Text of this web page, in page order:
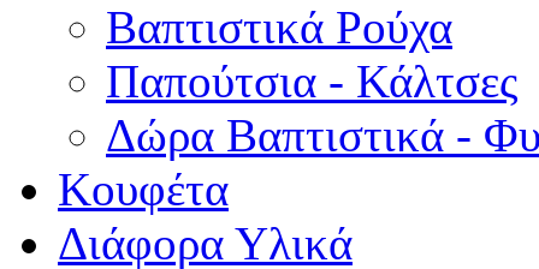
Βαπτιστικά Ρούχα
Παπούτσια - Κάλτσες
Δώρα Βαπτιστικά -
Κουφέτα
Διάφορα Υλικά